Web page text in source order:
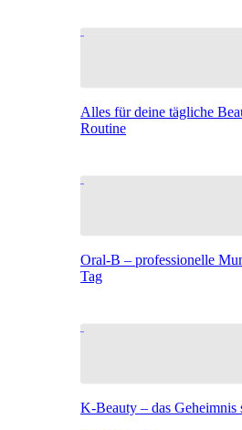
Alles für deine tägliche
Routine
Oral-B – professionelle
Tag
K-Beauty – das Geheimnis